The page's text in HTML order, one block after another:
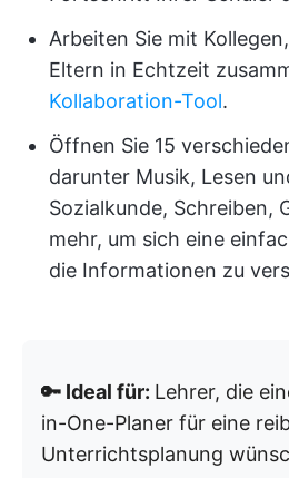
Arbeiten Sie mit
Eltern in Echtzeit
Kollaboration-Tool.
Öffnen Sie 15
darunter Musik, Lesen
Sozialkunde, Schreiben,
mehr, um sich eine
die Informationen zu
🔑 Ideal für: Lehrer, die
in-One-Planer für eine
Unterrichtsplanung